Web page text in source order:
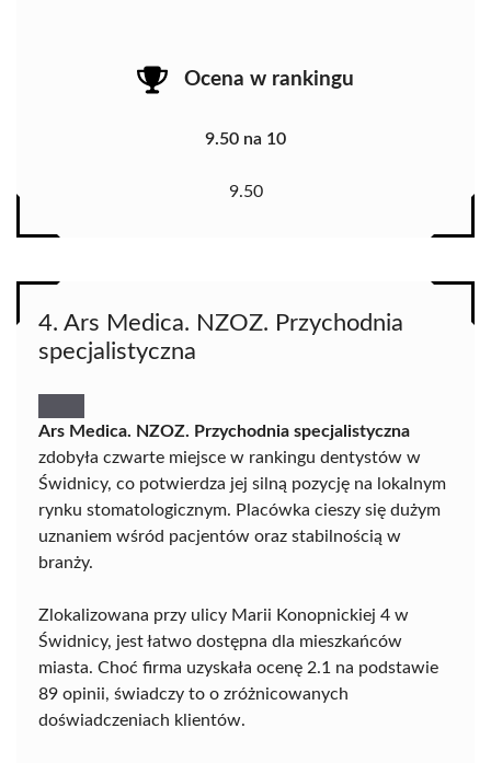
Ocena w rankingu
9.50 na 10
9.50
4. Ars Medica. NZOZ. Przychodnia
specjalistyczna
Ars Medica. NZOZ. Przychodnia specjalistyczna
zdobyła czwarte miejsce w rankingu dentystów w
Świdnicy, co potwierdza jej silną pozycję na lokalnym
rynku stomatologicznym. Placówka cieszy się dużym
uznaniem wśród pacjentów oraz stabilnością w
branży.
Zlokalizowana przy ulicy Marii Konopnickiej 4 w
Świdnicy, jest łatwo dostępna dla mieszkańców
miasta. Choć firma uzyskała ocenę 2.1 na podstawie
89 opinii, świadczy to o zróżnicowanych
doświadczeniach klientów.